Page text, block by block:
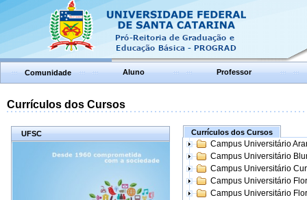
Comunidade Aluno Professor
Currículos dos Cursos
UFSC Currículos dos Cursos
Campus Universitário
Campus Universitário
Campus Universitário
Campus Universitário
Campus Universitário